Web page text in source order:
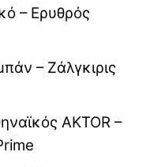
– Ερυθρός
– Ζάλγκιρις
AKTOR –